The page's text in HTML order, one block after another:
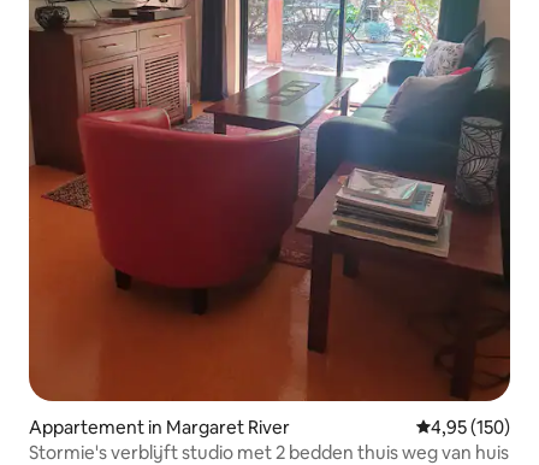
Appartement in Margaret River Gemiddelde
4,95 (150)
Stormie's verblijft studio met 2 bedden thuis weg van huis